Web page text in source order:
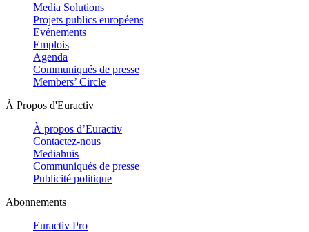
Media Solutions
Projets publics européens
Evénements
Emplois
Agenda
Communiqués de presse
Members’ Circle
À Propos d'Euractiv
À propos d’Euractiv
Contactez-nous
Mediahuis
Communiqués de presse
Publicité politique
Abonnements
Euractiv Pro